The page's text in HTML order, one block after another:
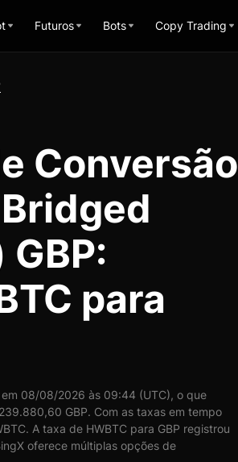
Futuros Bots Copy Trading
Conversão
para
em 08/08/2026 às 09:44 (UTC), o que
GBP. Com as taxas em tempo
A taxa de HWBTC para GBP registrou
oferece múltiplas opções de